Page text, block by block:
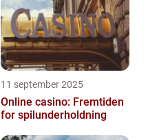
11 september 2025
Online casino: Fremtiden
for spilunderholdning